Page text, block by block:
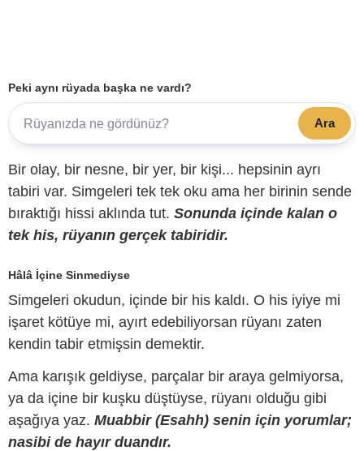
Peki aynı rüyada başka ne vardı?
Ara
Bir olay, bir nesne, bir yer, bir kişi... hepsinin ayrı
tabiri var. Simgeleri tek tek oku ama her birinin sende
bıraktığı hissi aklında tut. Sonunda içinde kalan o
tek his, rüyanın gerçek tabiridir.
Hâlâ İçine Sinmediyse
Simgeleri okudun, içinde bir his kaldı. O his iyiye mi
işaret kötüye mi, ayırt edebiliyorsan rüyanı zaten
kendin tabir etmişsin demektir.
Ama karışık geldiyse, parçalar bir araya gelmiyorsa,
ya da içine bir kuşku düştüyse, rüyanı olduğu gibi
aşağıya yaz. Muabbir (Esahh) senin için yorumlar;
nasibi de hayır duandır.